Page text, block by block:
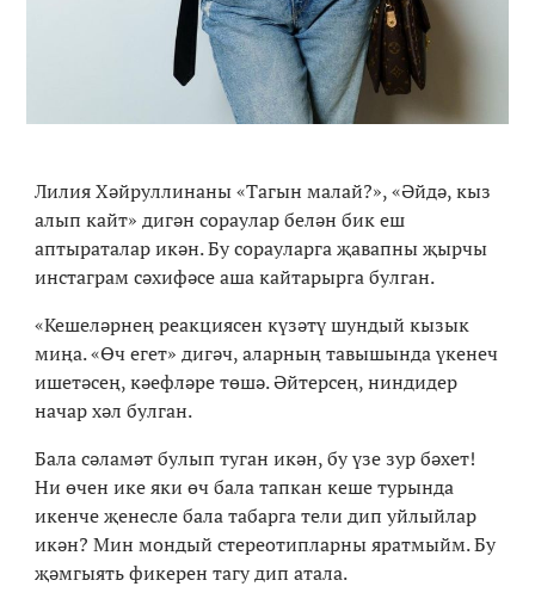
Лилия Хәйруллинаны «Тагын малай?», «Әйдә, кыз
алып кайт» дигән сораулар белән бик еш
аптыраталар икән. Бу сорауларга җавапны җырчы
инстаграм сәхифәсе аша кайтарырга булган.
«Кешеләрнең реакциясен күзәтү шундый кызык
миңа. «Өч егет» дигәч, аларның тавышында үкенеч
ишетәсең, кәефләре төшә. Әйтерсең, ниндидер
начар хәл булган.
Бала сәламәт булып туган икән, бу үзе зур бәхет!
Ни өчен ике яки өч бала тапкан кеше турында
икенче җенесле бала табарга тели дип уйлыйлар
икән? Мин мондый стереотипларны яратмыйм. Бу
җәмгыять фикерен тагу дип атала.